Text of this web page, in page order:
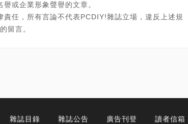
或企業形象聲譽的文章。
任，所有言論不代表PCDIY!雜誌立場，違反上述規
留言。
雜誌目錄 雜誌公告 廣告刊登 讀者信箱